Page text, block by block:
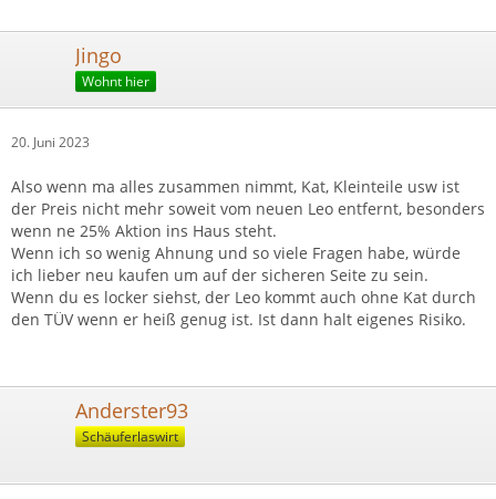
Jingo
Wohnt hier
20. Juni 2023
Also wenn ma alles zusammen nimmt, Kat, Kleinteile usw ist
der Preis nicht mehr soweit vom neuen Leo entfernt, besonders
wenn ne 25% Aktion ins Haus steht.
Wenn ich so wenig Ahnung und so viele Fragen habe, würde
ich lieber neu kaufen um auf der sicheren Seite zu sein.
Wenn du es locker siehst, der Leo kommt auch ohne Kat durch
den TÜV wenn er heiß genug ist. Ist dann halt eigenes Risiko.
Anderster93
Schäuferlaswirt